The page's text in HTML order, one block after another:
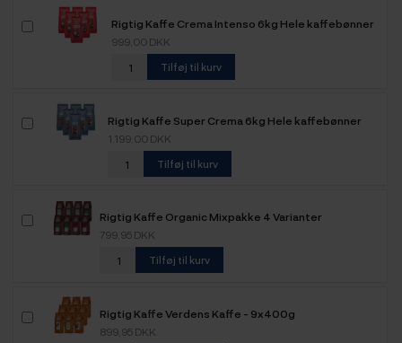
Rigtig Kaffe Crema Intenso 6kg Hele kaffebønner
999,00 DKK
Tilføj til kurv
Rigtig Kaffe Super Crema 6kg Hele kaffebønner
1.199,00 DKK
Tilføj til kurv
Rigtig Kaffe Organic Mixpakke 4 Varianter
799,95 DKK
Tilføj til kurv
Rigtig Kaffe Verdens Kaffe - 9x400g
899,95 DKK